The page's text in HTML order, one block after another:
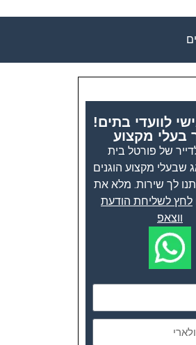
לוועדי בתים!
בעלי מקצוע
של פורטל בית
שבעלי מקצוע הוגנים
לך שירות. מלא את
לחץ לשליחת הודעת
ווצאפ